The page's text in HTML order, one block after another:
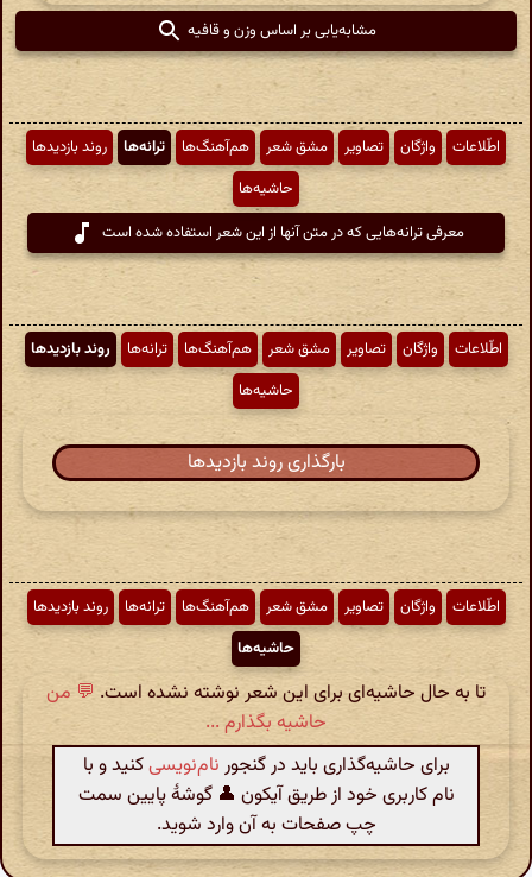
مشابه‌یابی بر اساس وزن و قافیه
اطّلاعات واژگان تصاویر مشق شعر هم‌آهنگ‌ها ترانه‌ها
روند بازدیدها
حاشیه‌ها
معرفی ترانه‌هایی که در متن آنها از این شعر استفاده شده است
اطّلاعات واژگان تصاویر مشق شعر هم‌آهنگ‌ها ترانه‌ها
روند بازدیدها
حاشیه‌ها
بارگذاری روند بازدیدها
اطّلاعات واژگان تصاویر مشق شعر هم‌آهنگ‌ها ترانه‌ها
روند بازدیدها
حاشیه‌ها
تا به حال حاشیه‌ای برای این شعر نوشته نشده است. 💬 من
حاشیه بگذارم ...
برای حاشیه‌گذاری باید در گنجور نام‌نویسیکنید و با
نام کاربری خود از طریق آیکون 👤 گوشهٔ پایین سمت
چپ صفحات به آن وارد شوید.